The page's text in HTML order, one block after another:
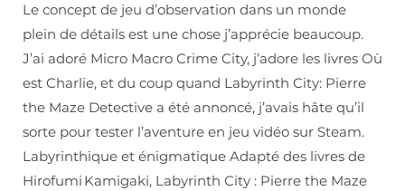
Le concept de jeu d’observation dans un monde
plein de détails est une chose j’apprécie beaucoup.
J’ai adoré Micro Macro Crime City, j’adore les livres Où
est Charlie, et du coup quand Labyrinth City: Pierre
the Maze Detective a été annoncé, j’avais hâte qu’il
sorte pour tester l’aventure en jeu vidéo sur Steam.
Labyrinthique et énigmatique Adapté des livres de
Hirofumi Kamigaki, Labyrinth City : Pierre the Maze